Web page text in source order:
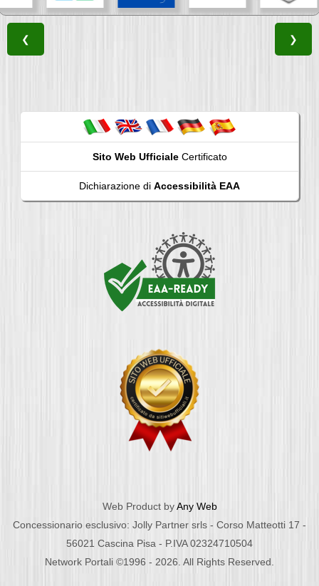
❮ ❯
Sito Web UfficialeCertificato
Dichiarazione di Accessibilità EAA
Web Product byAny Web
Concessionario esclusivo: Jolly Partner srls - Corso Matteotti 17 -
56021 Cascina Pisa - P.IVA 02324710504
Network Portali ©1996 - 2026. All Rights Reserved.